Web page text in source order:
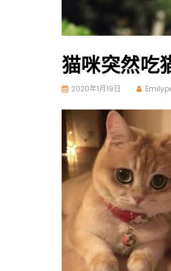
猫咪突然吃
2020年1月19日